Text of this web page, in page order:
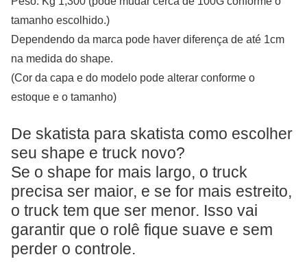
tamanho escolhido.)
Dependendo da marca pode haver diferença de até 1cm
na medida do shape.
(Cor da capa e do modelo pode alterar conforme o
estoque e o tamanho)
De skatista para skatista como escolher
seu shape e truck novo?
Se o shape for mais largo, o truck
precisa ser maior, e se for mais estreito,
o truck tem que ser menor. Isso vai
garantir que o rolê fique suave e sem
perder o controle.